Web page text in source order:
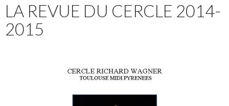
LA REVUE DU CERCLE 2014-
2015